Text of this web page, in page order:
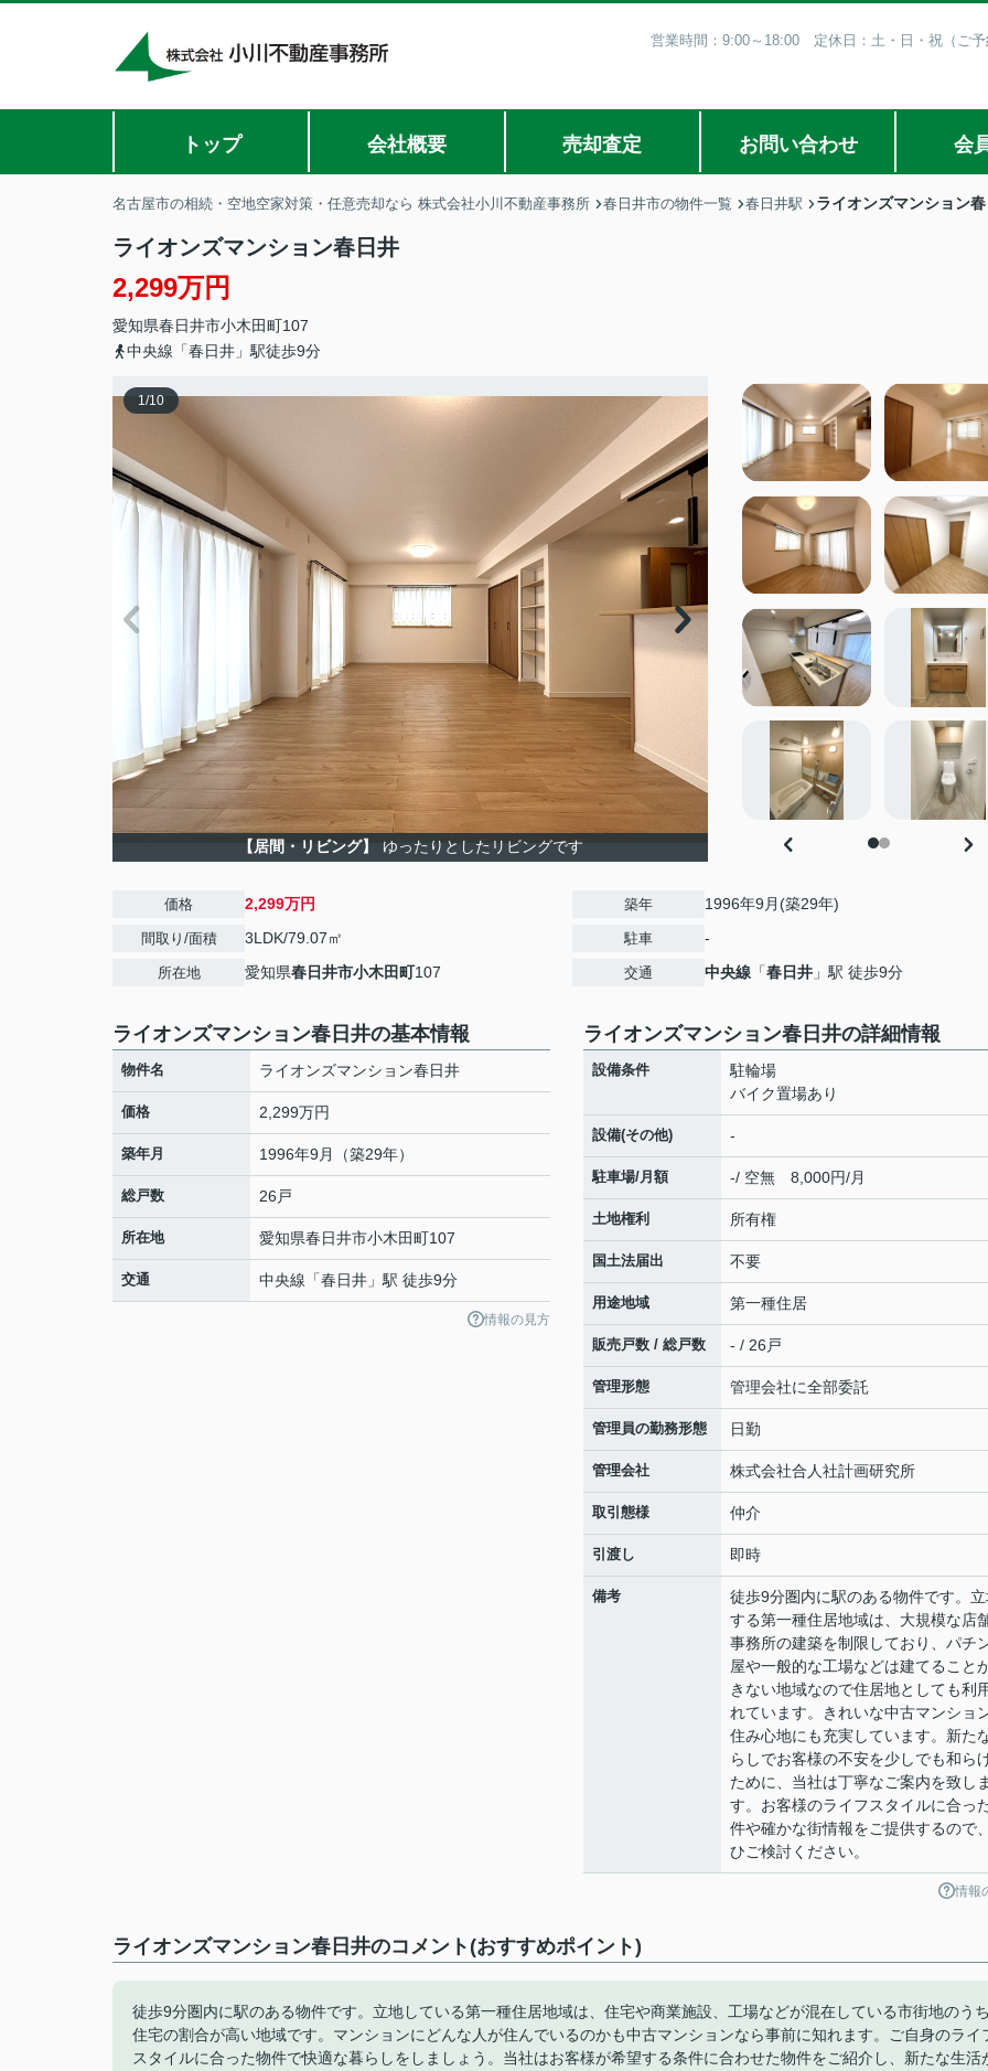
営業時間：9:00～18:00 定休日：土・日・祝（ご予
トップ 会社概要 売却査定 お問い合わせ 会
名古屋市の相続・空地空家対策・任意売却なら 株式会社小川不動産事務所 春日井市の物件一覧 春日井駅 ライオンズマンション
ライオンズマンション春日井
2,299万円
愛知県春日井市小木田町107
中央線「春日井」駅徒歩9分
1/10
【居間・リビング】 ゆったりとしたリビングです
価格 2,299万円
間取り/面積 3LDK/79.07㎡
所在地 愛知県春日井市小木田町107
築年 1996年9月(築29年)
駐車 -
交通 中央線 「春日井 」駅 徒歩9分
ライオンズマンション春日井の基本情報
物件名 ライオンズマンション春日井
価格 2,299万円
築年月 1996年9月（築29年）
総戸数 26戸
所在地 愛知県春日井市小木田町107
交通 中央線 「春日井 」駅 徒歩9分
情報の見方
ライオンズマンション春日井の詳細情報
設備条件
駐輪場
バイク置場あり
設備(その他) -
駐車場/月額 -/ 空無 8,000円/月
土地権利 所有権
国土法届出 不要
用途地域 第一種住居
販売戸数 / 総戸数 - / 26戸
管理形態 管理会社に全部委託
管理員の勤務形態 日勤
管理会社 株式会社合人社計画研究所
取引態様 仲介
引渡し 即時
備考
徒歩9分圏内に駅のある物件です。
する第一種住居地域は、大規模な店
事務所の建築を制限しており、パチ
屋や一般的な工場などは建てること
きない地域なので住居地としても利
れています。きれいな中古マンショ
住み心地にも充実しています。新た
らしでお客様の不安を少しでも和ら
ために、当社は丁寧なご案内を致しま
す。お客様のライフスタイルに合っ
件や確かな街情報をご提供するので
ひご検討ください。
情報
ライオンズマンション春日井のコメント(おすすめポイント)
徒歩9分圏内に駅のある物件です。立地している第一種住居地域は、住宅や商業施設、工場などが混在している市街地のうち
住宅の割合が高い地域です。マンションにどんな人が住んでいるのかも中古マンションなら事前に知れます。ご自身のライ
スタイルに合った物件で快適な暮らしをしましょう。当社はお客様が希望する条件に合わせた物件をご紹介し、新たな生活